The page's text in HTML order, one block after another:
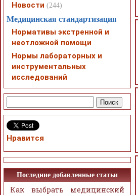
Новости (244)
Медицинская стандартизация
Нормативы экстренной и
неотложной помощи
Нормы лабораторных и
инструментальных
исследований
Нравится
Последние добавленные статьи
Как выбрать медицинский